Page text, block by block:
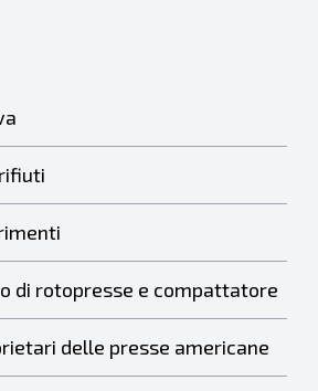
di rotopresse e compattatore
delle presse americane